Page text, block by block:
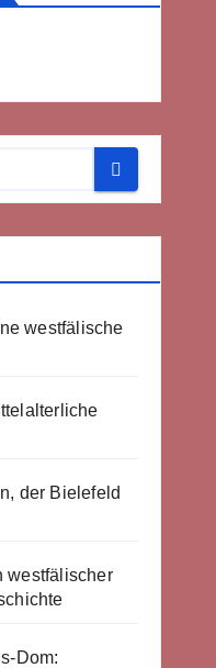
westfälische
der Bielefeld
westfälischer
Dom: